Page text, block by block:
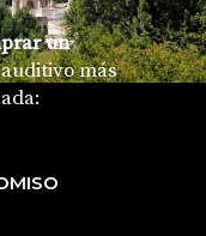
un
más